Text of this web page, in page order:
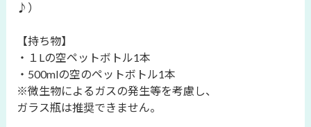
♪）
【持ち物】
・１Lの空ペットボトル1本
・500mlの空のペットボトル1本
※微生物によるガスの発生等を考慮し、
ガラス瓶は推奨できません。